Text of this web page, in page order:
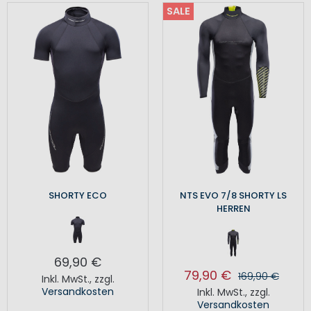
SHORTY ECO
69,90 €
Inkl. MwSt., zzgl.
Versandkosten
SALE
NTS EVO 7/8 SHORTY LS
HERREN
79,90 € 169,90 €
Inkl. MwSt., zzgl.
Versandkosten